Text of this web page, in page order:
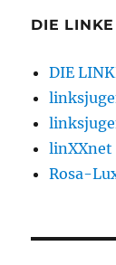
DIE
DIE
linXXnet
Rosa-